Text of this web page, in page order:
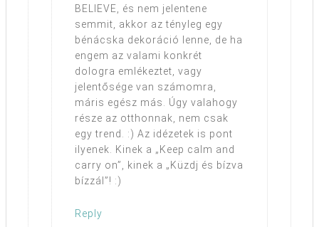
BELIEVE, és nem jelentene
semmit, akkor az tényleg egy
bénácska dekoráció lenne, de ha
engem az valami konkrét
dologra emlékeztet, vagy
jelentősége van számomra,
máris egész más. Úgy valahogy
része az otthonnak, nem csak
egy trend. :) Az idézetek is pont
ilyenek. Kinek a „Keep calm and
carry on”, kinek a „Küzdj és bízva
bízzál”! :)
Reply